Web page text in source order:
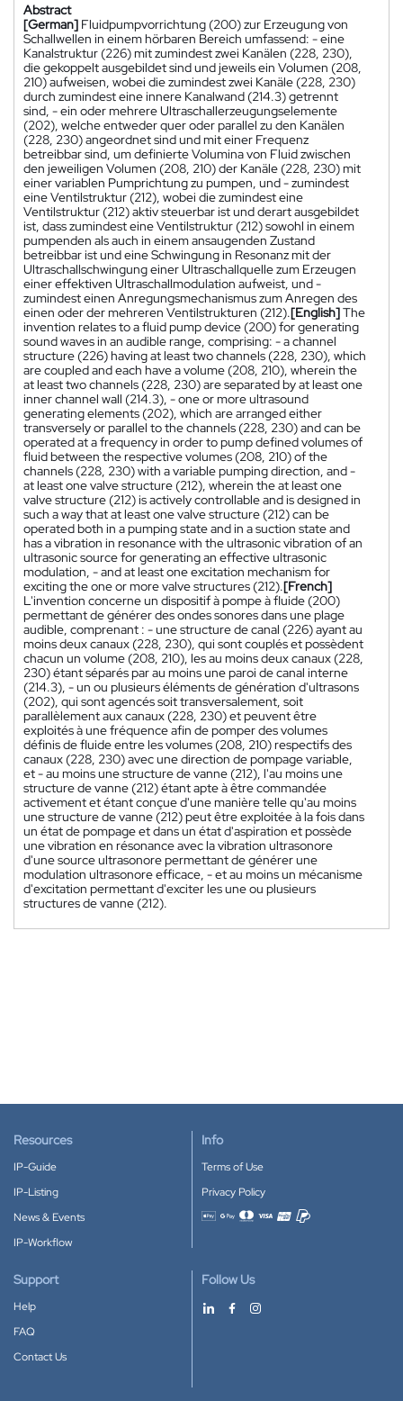
Abstract
[German] Fluidpumpvorrichtung (200) zur Erzeugung von
Schallwellen in einem hörbaren Bereich umfassend: - eine
Kanalstruktur (226) mit zumindest zwei Kanälen (228, 230),
die gekoppelt ausgebildet sind und jeweils ein Volumen (208,
210) aufweisen, wobei die zumindest zwei Kanäle (228, 230)
durch zumindest eine innere Kanalwand (214.3) getrennt
sind, - ein oder mehrere Ultraschallerzeugungselemente
(202), welche entweder quer oder parallel zu den Kanälen
(228, 230) angeordnet sind und mit einer Frequenz
betreibbar sind, um definierte Volumina von Fluid zwischen
den jeweiligen Volumen (208, 210) der Kanäle (228, 230) mit
einer variablen Pumprichtung zu pumpen, und - zumindest
eine Ventilstruktur (212), wobei die zumindest eine
Ventilstruktur (212) aktiv steuerbar ist und derart ausgebildet
ist, dass zumindest eine Ventilstruktur (212) sowohl in einem
pumpenden als auch in einem ansaugenden Zustand
betreibbar ist und eine Schwingung in Resonanz mit der
Ultraschallschwingung einer Ultraschallquelle zum Erzeugen
einer effektiven Ultraschallmodulation aufweist, und -
zumindest einen Anregungsmechanismus zum Anregen des
einen oder der mehreren Ventilstrukturen (212).[English]The
invention relates to a fluid pump device (200) for generating
sound waves in an audible range, comprising: - a channel
structure (226) having at least two channels (228, 230), which
are coupled and each have a volume (208, 210), wherein the
at least two channels (228, 230) are separated by at least one
inner channel wall (214.3), - one or more ultrasound
generating elements (202), which are arranged either
transversely or parallel to the channels (228, 230) and can be
operated at a frequency in order to pump defined volumes of
fluid between the respective volumes (208, 210) of the
channels (228, 230) with a variable pumping direction, and -
at least one valve structure (212), wherein the at least one
valve structure (212) is actively controllable and is designed in
such a way that at least one valve structure (212) can be
operated both in a pumping state and in a suction state and
has a vibration in resonance with the ultrasonic vibration of an
ultrasonic source for generating an effective ultrasonic
modulation, - and at least one excitation mechanism for
exciting the one or more valve structures (212).[French]
L'invention concerne un dispositif à pompe à fluide (200)
permettant de générer des ondes sonores dans une plage
audible, comprenant : - une structure de canal (226) ayant au
moins deux canaux (228, 230), qui sont couplés et possèdent
chacun un volume (208, 210), les au moins deux canaux (228,
230) étant séparés par au moins une paroi de canal interne
(214.3), - un ou plusieurs éléments de génération d'ultrasons
(202), qui sont agencés soit transversalement, soit
parallèlement aux canaux (228, 230) et peuvent être
exploités à une fréquence afin de pomper des volumes
définis de fluide entre les volumes (208, 210) respectifs des
canaux (228, 230) avec une direction de pompage variable,
et - au moins une structure de vanne (212), l'au moins une
structure de vanne (212) étant apte à être commandée
activement et étant conçue d'une manière telle qu'au moins
une structure de vanne (212) peut être exploitée à la fois dans
un état de pompage et dans un état d'aspiration et possède
une vibration en résonance avec la vibration ultrasonore
d'une source ultrasonore permettant de générer une
modulation ultrasonore efficace, - et au moins un mécanisme
d'excitation permettant d'exciter les une ou plusieurs
structures de vanne (212).
Resources
IP-Guide
IP-Listing
News & Events
IP-Workflow
Info
Terms of Use
Privacy Policy
Accepted payment methods
Support
Help
FAQ
Contact Us
Follow Us